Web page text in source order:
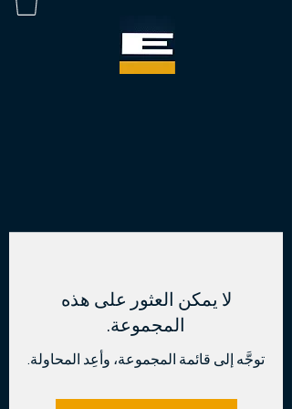
لا يمكن العثور على هذه
المجموعة.
توجَّه إلى قائمة المجموعة، وأعِد المحاولة.